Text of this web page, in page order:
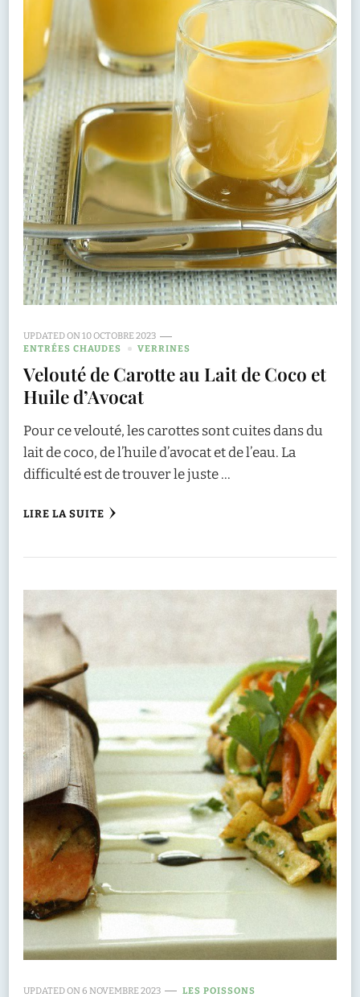
UPDATED ON10 OCTOBRE 2023
ENTRÉES CHAUDES
VERRINES
Velouté de Carotte au Lait de Coco et
Huile d’Avocat
Pour ce velouté, les carottes sont cuites dans du
lait de coco, de l’huile d’avocat et de l’eau. La
difficulté est de trouver le juste …
LIRE LA SUITE
UPDATED ON6 NOVEMBRE 2023 LES POISSONS